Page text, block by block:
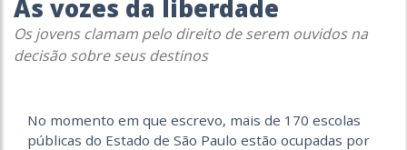
As vozes da liberdade
Os jovens clamam pelo direito de serem ouvidos na
decisão sobre seus destinos
No momento em que escrevo, mais de 170 escolas
públicas do Estado de São Paulo estão ocupadas por